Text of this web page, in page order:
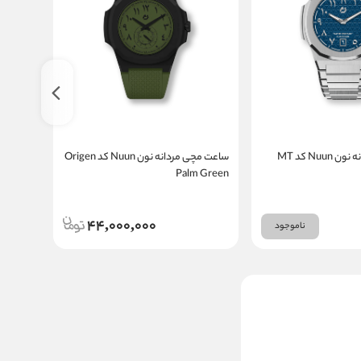
ساعت مچی مردانه نون Nuun کد MT
ناموجود
ساعت مچی مردانه نون Nuun کد Origen
Palm Green
44,000,000